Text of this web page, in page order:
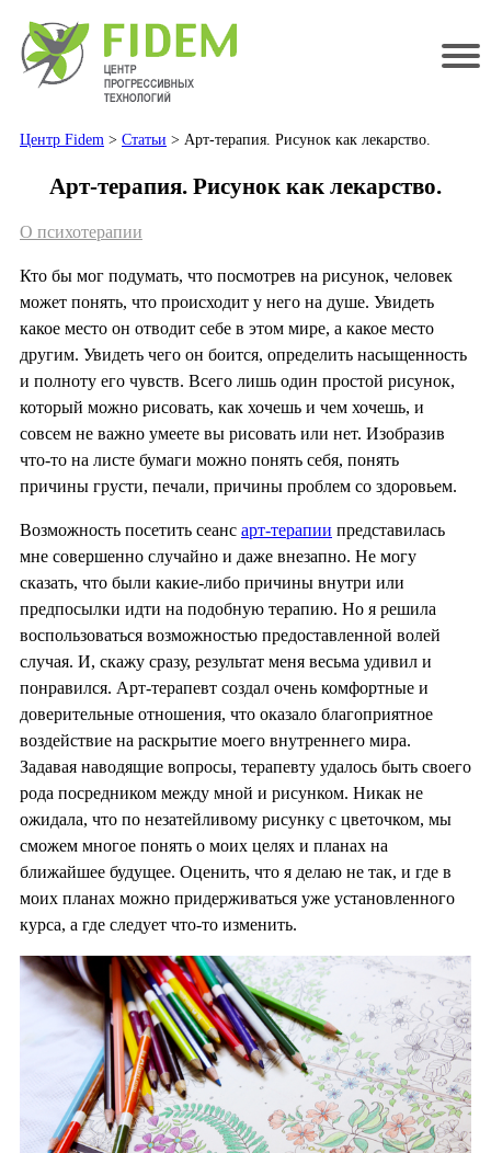
Центр Fidem > Статьи > Арт-терапия. Рисунок как лекарство.
Арт-терапия. Рисунок как лекарство.
О психотерапии
Кто бы мог подумать, что посмотрев на рисунок, человек
может понять, что происходит у него на душе. Увидеть
какое место он отводит себе в этом мире, а какое место
другим. Увидеть чего он боится, определить насыщенность
и полноту его чувств. Всего лишь один простой рисунок,
который можно рисовать, как хочешь и чем хочешь, и
совсем не важно умеете вы рисовать или нет. Изобразив
что-то на листе бумаги можно понять себя, понять
причины грусти, печали, причины проблем со здоровьем.
Возможность посетить сеанс арт-терапии представилась
мне совершенно случайно и даже внезапно. Не могу
сказать, что были какие-либо причины внутри или
предпосылки идти на подобную терапию. Но я решила
воспользоваться возможностью предоставленной волей
случая. И, скажу сразу, результат меня весьма удивил и
понравился. Арт-терапевт создал очень комфортные и
доверительные отношения, что оказало благоприятное
воздействие на раскрытие моего внутреннего мира.
Задавая наводящие вопросы, терапевту удалось быть своего
рода посредником между мной и рисунком. Никак не
ожидала, что по незатейливому рисунку с цветочком, мы
сможем многое понять о моих целях и планах на
ближайшее будущее. Оценить, что я делаю не так, и где в
моих планах можно придерживаться уже установленного
курса, а где следует что-то изменить.